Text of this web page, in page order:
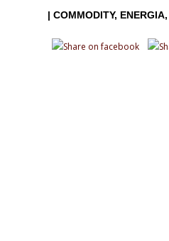
|COMMODITY ENERGIA